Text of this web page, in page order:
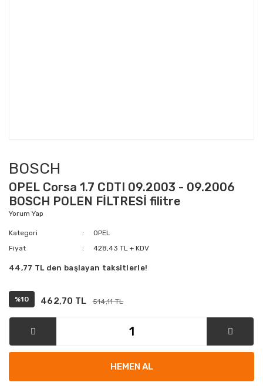
BOSCH
OPEL Corsa 1.7 CDTI 09.2003 - 09.2006
BOSCH POLEN FİLTRESİ filitre
Yorum Yap
Kategori
OPEL
Fiyat
428,43 TL + KDV
44,77 TL den başlayan taksitlerle!
%10 462,70 TL 514,11 TL
HEMEN AL